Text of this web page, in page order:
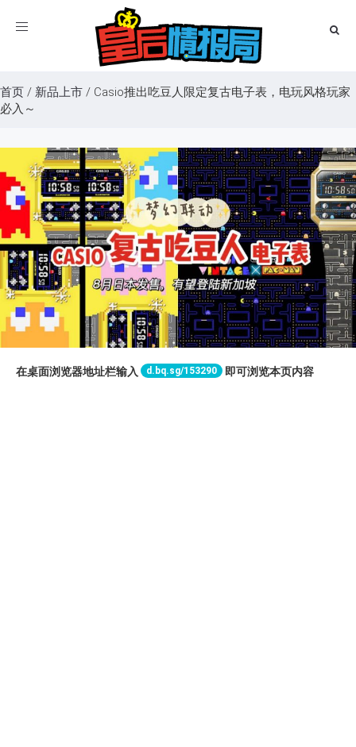
Toggle
首页 / 新品上市 / Casio推出吃豆人限定复古电子表，电玩风格玩家
必入～
在桌面浏览器地址栏输入 d.bq.sg/153290 即可浏览本页内容